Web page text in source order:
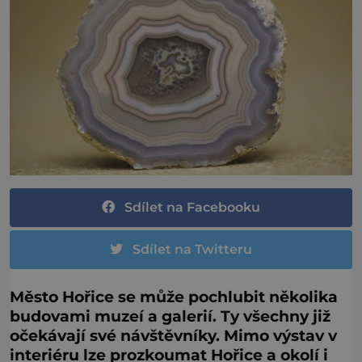
Sdílet na Facebooku
Sdílet na Twitteru
Město Hořice se může pochlubit několika
budovami muzeí a galerií. Ty všechny již
očekávají své návštěvníky. Mimo výstav v
interiéru lze prozkoumat Hořice a okolí i